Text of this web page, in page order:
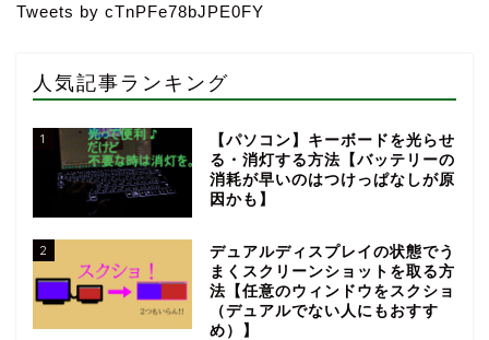
Tweets by cTnPFe78bJPE0FY
人気記事ランキング
1
【パソコン】キーボードを光らせ
る・消灯する方法【バッテリーの
消耗が早いのはつけっぱなしが原
因かも】
2
デュアルディスプレイの状態でう
まくスクリーンショットを取る方
法【任意のウィンドウをスクショ
（デュアルでない人にもおすす
め）】